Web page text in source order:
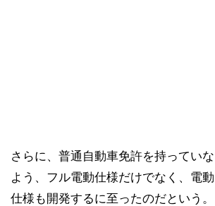
さらに、普通自動車免許を持ってい
よう、フル電動仕様だけでなく、電
仕様も開発するに至ったのだという。